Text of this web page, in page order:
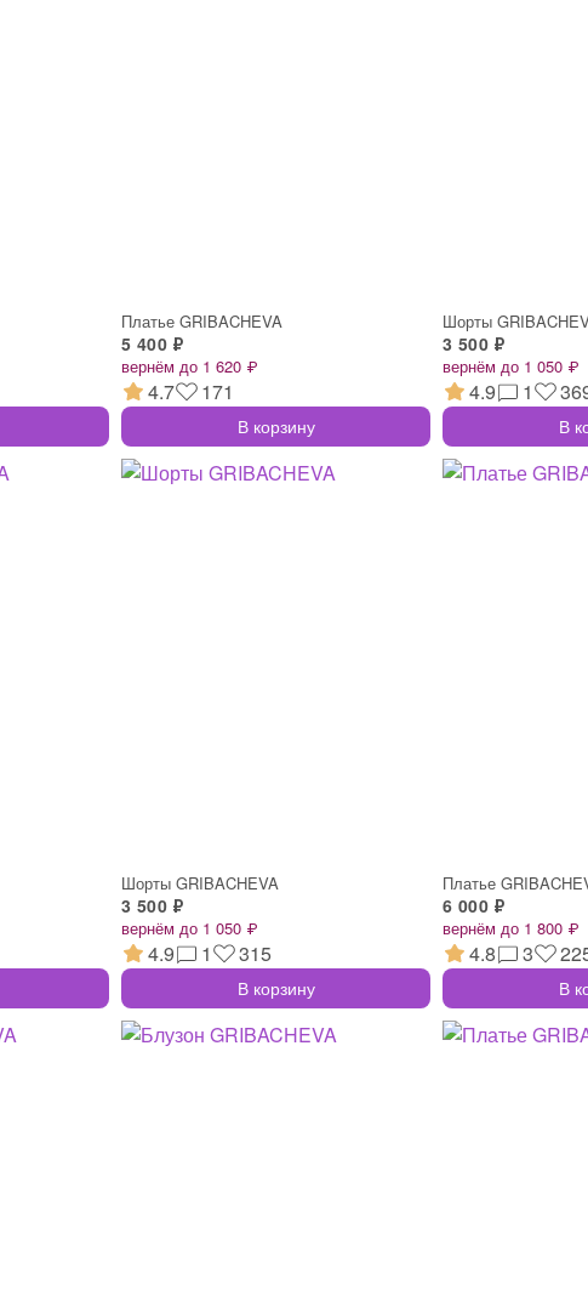
Платье GRIBACHEVA
5 400 ₽
вернём до 1 620 ₽
4.7 171
В корзину
Шорты
3 500 ₽
вернём до 1 050 ₽
4.9 1
В
Шорты GRIBACHEVA
3 500 ₽
вернём до 1 050 ₽
4.9 1 315
В корзину
Платье
6 000 ₽
вернём до 1 800 ₽
4.8 3
В